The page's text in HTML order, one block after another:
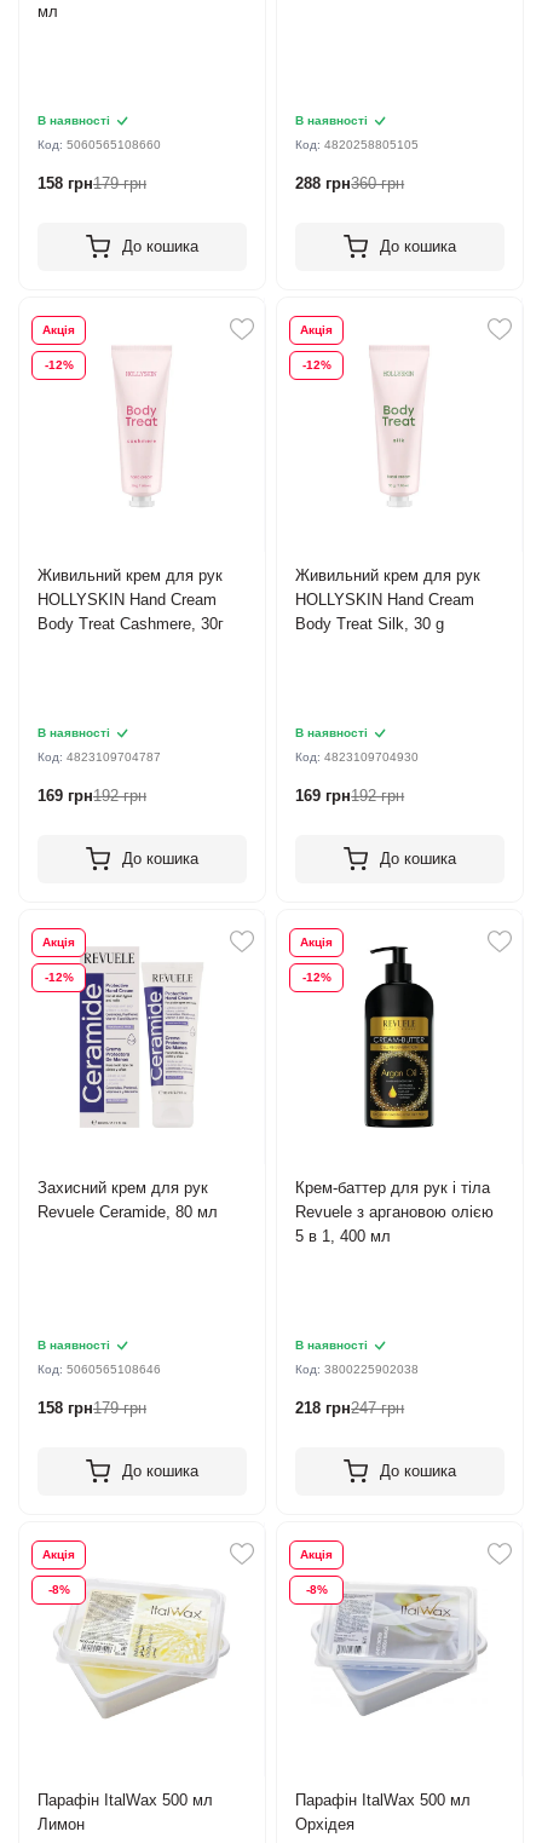
мл
В наявності
Код: 5060565108660
158 грн179 грн
До кошика
В наявності
Код:4820258805105
288 грн360 грн
До кошика
Акція
-12%
Живильний крем для рук
HOLLYSKIN Hand Cream
Body Treat Cashmere, 30г
В наявності
Код: 4823109704787
169 грн192 грн
До кошика
Акція
-12%
Живильний крем для рук
HOLLYSKIN Hand Cream
Body Treat Silk, 30 g
В наявності
Код:4823109704930
169 грн192 грн
До кошика
Акція
-12%
Захисний крем для рук
Revuele Ceramide, 80 мл
В наявності
Код: 5060565108646
158 грн179 грн
До кошика
Акція
-12%
Крем-баттер для рук і тіла
Revuele з аргановою олією
5 в 1, 400 мл
В наявності
Код:3800225902038
218 грн247 грн
До кошика
Акція
-8%
Парафін ItalWax 500 мл
Лимон
Акція
-8%
Парафін ItalWax 500 мл
Орхідея